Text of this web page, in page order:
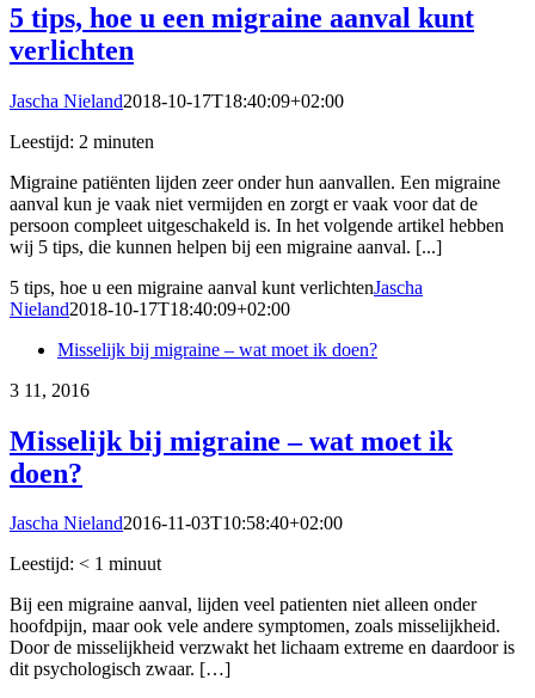
5 tips, hoe u een migraine aanval kunt
verlichten
Jascha Nieland2018-10-17T18:40:09+02:00
Leestijd: 2 minuten
Migraine patiënten lijden zeer onder hun aanvallen. Een migraine
aanval kun je vaak niet vermijden en zorgt er vaak voor dat de
persoon compleet uitgeschakeld is. In het volgende artikel hebben
wij 5 tips, die kunnen helpen bij een migraine aanval. [...]
5 tips, hoe u een migraine aanval kunt verlichtenJascha
Nieland2018-10-17T18:40:09+02:00
Misselijk bij migraine – wat moet ik doen?
3 11, 2016
Misselijk bij migraine – wat moet ik
doen?
Jascha Nieland2016-11-03T10:58:40+02:00
Leestijd: < 1 minuut
Bij een migraine aanval, lijden veel patienten niet alleen onder
hoofdpijn, maar ook vele andere symptomen, zoals misselijkheid.
Door de misselijkheid verzwakt het lichaam extreme en daardoor is
dit psychologisch zwaar. […]